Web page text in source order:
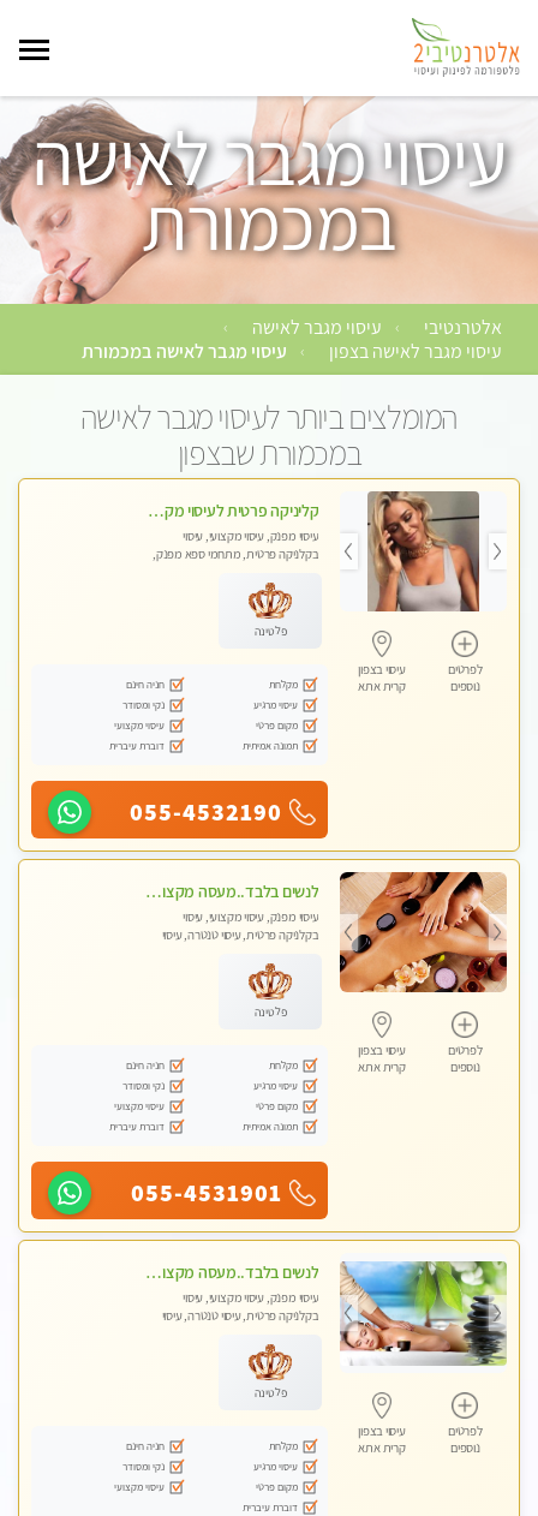
עיסוי מגבר לאישה
במכמורת
אלטרנטיבי › עיסוי מגבר לאישה ›
עיסוי מגבר לאישה בצפון › עיסוי מגבר לאישה במכמורת
המומלצים ביותר לעיסוי מגבר לאישה
במכמורת שבצפון
לפרטים
נוספים
עיסוי בצפון
קרית אתא
קליניקה פרטית לעיסוי מקצועי ואלטרנטיבי ברמה גבוהה VIP תתקשר ..... highly recommended..new in the city
עיסוי מפנק, עיסוי מקצועי, עיסוי
בקלניקה פרטית, מתחמי ספא מפנק,
טנטרה, עיסוי מגבר לגבר, עיסוי מגבר
לאישה
פלטינה
מקלחת
חניה חינם
עיסוי מרגיע
נקי ומסודר
מקום פרטי
עיסוי מקצועי
תמונה אמיתית
דוברת עיברית
055-4532190
לפרטים
נוספים
עיסוי בצפון
קרית אתא
לנשים בלבד..מעסה מקצועי לנשים בלבד לעיסוי מרגיע ומפנק VIP-מומלץ לחלוטין! פרטי! ​​​​​​
עיסוי מפנק, עיסוי מקצועי, עיסוי
בקלניקה פרטית, עיסוי טנטרה, עיסוי
פלטינה
מקלחת
חניה חינם
עיסוי מרגיע
נקי ומסודר
מקום פרטי
עיסוי מקצועי
תמונה אמיתית
דוברת עיברית
055-4531901
לפרטים
נוספים
עיסוי בצפון
קרית אתא
לנשים בלבד..מעסה מקצועי לנשים בלבד
עיסוי מפנק, עיסוי מקצועי, עיסוי
בקלניקה פרטית, עיסוי טנטרה, עיסוי
פלטינה
מקלחת
חניה חינם
עיסוי מרגיע
נקי ומסודר
מקום פרטי
עיסוי מקצועי
דוברת עיברית